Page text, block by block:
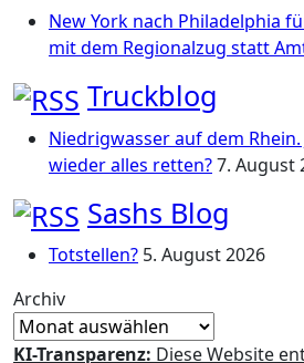
New York nach Philadelphia
mit dem Regionalzug statt
Truckblog
Niedrigwasser auf dem
wieder alles retten?7. August
Sashs Blog
Totstellen? 5. August 2026
Archiv
KI-Transparenz: Diese Website